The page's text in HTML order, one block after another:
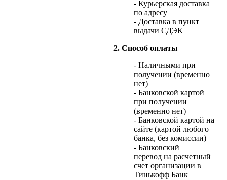
- Курьерская доставка
по адресу
- Доставка в пункт
выдачи СДЭК
2. Способ оплаты
- Наличными при
получении (временно
нет)
- Банковской картой
при получении
(временно нет)
- Банковской картой на
сайте (картой любого
банка, без комиссии)
- Банковский
перевод на расчетный
счет организации в
Тинькофф Банк